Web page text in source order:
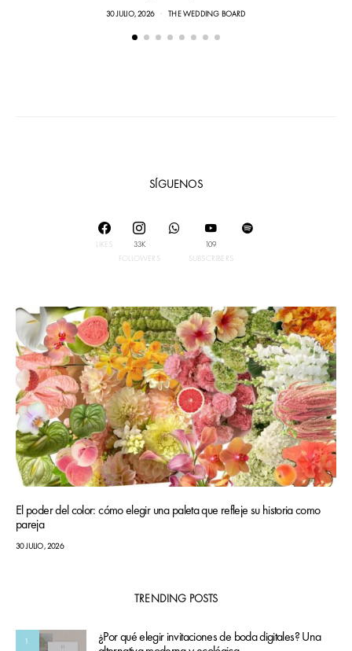
30 JULIO, 2026 THE WEDDING BOARD
SÍGUENOS
LIKES
33K
FOLLOWERS
109
SUBSCRIBERS
El poder del color: cómo elegir una paleta que refleje su historia como
pareja
30 JULIO, 2026
TRENDING POSTS
1
¿Por qué elegir invitaciones de boda digitales? Una